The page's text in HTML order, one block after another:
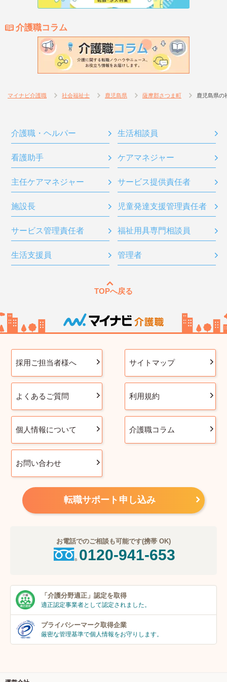
介護職コラム
マイナビ介護職 社会福祉士 鹿児島県 薩摩郡さつま町 鹿児島県の
介護職・ヘルパー 生活相談員
看護助手 ケアマネジャー
主任ケアマネジャー サービス提供責任者
施設長 児童発達支援管理責任者
サービス管理責任者 福祉用具専門相談員
生活支援員 管理者
TOPへ戻る
採用ご担当者様へ サイトマップ
よくあるご質問 利用規約
個人情報について 介護職コラム
お問い合わせ
転職サポート申し込み
お電話でのご相談も可能です(携帯 OK)
0120-941-653
「介護分野適正」 認定を取得
適正認定事業者として認定されました。
プライバシーマーク取得企業
厳密な管理基準で個人情報をお守りします。